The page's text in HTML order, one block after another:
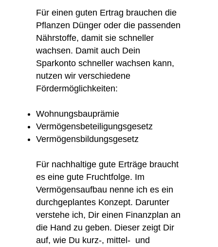
Für einen guten Ertrag brauchen die
Pflanzen Dünger oder die passenden
Nährstoffe, damit sie schneller
wachsen. Damit auch Dein
Sparkonto schneller wachsen kann,
nutzen wir verschiedene
Fördermöglichkeiten:
Wohnungsbauprämie
Vermögensbeteiligungsgesetz
Vermögensbildungsgesetz
Für nachhaltige gute Erträge braucht
es eine gute Fruchtfolge. Im
Vermögensaufbau nenne ich es ein
durchgeplantes Konzept. Darunter
verstehe ich, Dir einen Finanzplan an
die Hand zu geben. Dieser zeigt Dir
auf, wie Du kurz-, mittel- und